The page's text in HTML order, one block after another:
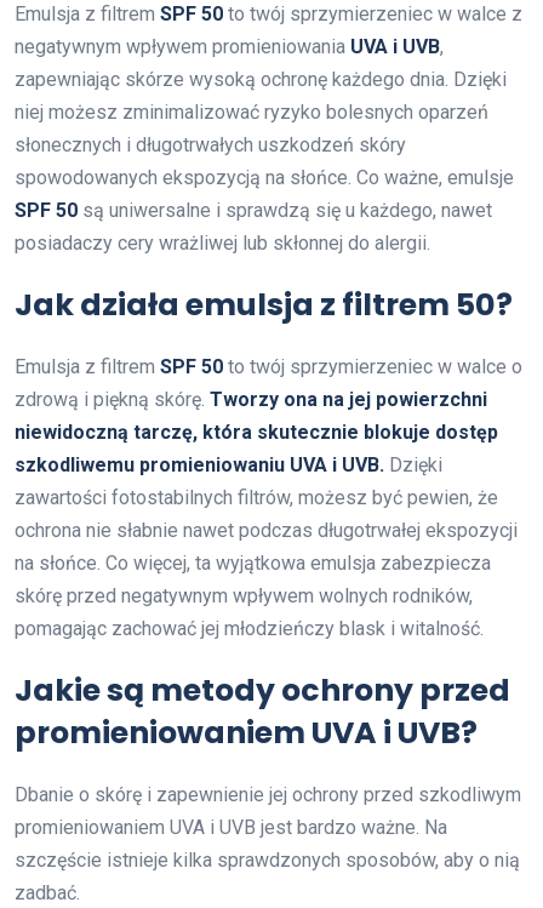
Emulsja z filtrem SPF 50 to twój sprzymierzeniec w walce z
negatywnym wpływem promieniowania UVA i UVB,
zapewniając skórze wysoką ochronę każdego dnia. Dzięki
niej możesz zminimalizować ryzyko bolesnych oparzeń
słonecznych i długotrwałych uszkodzeń skóry
spowodowanych ekspozycją na słońce. Co ważne, emulsje
SPF 50 są uniwersalne i sprawdzą się u każdego, nawet
posiadaczy cery wrażliwej lub skłonnej do alergii.
Jak działa emulsja z filtrem 50?
Emulsja z filtrem SPF 50 to twój sprzymierzeniec w walce o
zdrową i piękną skórę. Tworzy ona na jej powierzchni
niewidoczną tarczę, która skutecznie blokuje dostęp
szkodliwemu promieniowaniu UVA i UVB. Dzięki
zawartości fotostabilnych filtrów, możesz być pewien, że
ochrona nie słabnie nawet podczas długotrwałej ekspozycji
na słońce. Co więcej, ta wyjątkowa emulsja zabezpiecza
skórę przed negatywnym wpływem wolnych rodników,
pomagając zachować jej młodzieńczy blask i witalność.
Jakie są metody ochrony przed
promieniowaniem UVA i UVB?
Dbanie o skórę i zapewnienie jej ochrony przed szkodliwym
promieniowaniem UVA i UVB jest bardzo ważne. Na
szczęście istnieje kilka sprawdzonych sposobów, aby o nią
zadbać.